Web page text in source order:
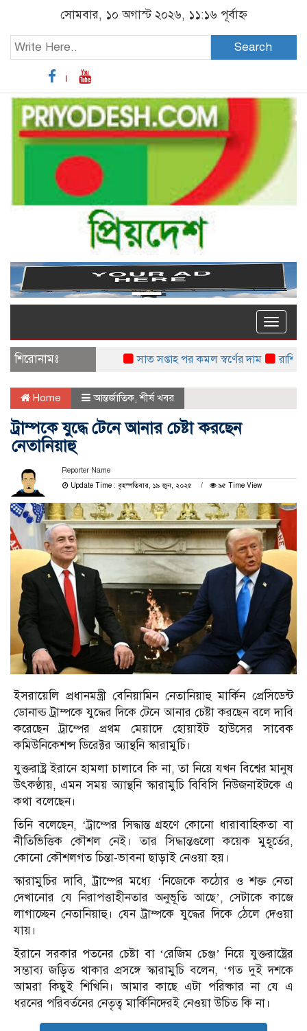
সোমবার, ১০ অগাস্ট ২০২৬, ১১:১৬ পূর্বাহ্ন
Search
Toggle
শিরোনামঃ
সাত সপ্তাহ পর কমল স্বর্ণের দাম রাশিয়ায়
Home আন্তর্জাতিক ,শীর্ষ খবর
ট্রাম্পকে যুদ্ধে টেনে আনার চেষ্টা করছেন
নেতানিয়াহু
Reporter Name
Update Time : বৃহস্পতিবার, ১৯ জুন, ২০২৫
৯৫ Time View
ইসরায়েলি প্রধানমন্ত্রী বেনিয়ামিন নেতানিয়াহু মার্কিন প্রেসিডেন্ট
ডোনাল্ড ট্রাম্পকে যুদ্ধের দিকে টেনে আনার চেষ্টা করছেন বলে দাবি
করেছেন ট্রাম্পের প্রথম মেয়াদে হোয়াইট হাউসের সাবেক
কমিউনিকেশন্স ডিরেক্টর অ্যান্থনি স্কারামুচি।
যুক্তরাষ্ট্র ইরানে হামলা চালাবে কি না, তা নিয়ে যখন বিশ্বের মানুষ
উৎকণ্ঠায়, এমন সময় অ্যান্থনি স্কারামুচি বিবিসি নিউজনাইটকে এ
কথা বলেছেন।
তিনি বলেছেন, ‘ট্রাম্পের সিদ্ধান্ত গ্রহণে কোনো ধারাবাহিকতা বা
নীতিভিত্তিক কৌশল নেই। তার সিদ্ধান্তগুলো কয়েক মুহূর্তের,
কোনো কৌশলগত চিন্তা-ভাবনা ছাড়াই নেওয়া হয়।
স্কারামুচির দাবি, ট্রাম্পের মধ্যে ‘নিজেকে কঠোর ও শক্ত নেতা
দেখানোর যে নিরাপত্তাহীনতার অনুভূতি আছে’, সেটাকে কাজে
লাগাচ্ছেন নেতানিয়াহু। যেন ট্রাম্পকে যুদ্ধের দিকে ঠেলে দেওয়া
যায়।
ইরানে সরকার পতনের চেষ্টা বা ‘রেজিম চেঞ্জ’ নিয়ে যুক্তরাষ্ট্রের
সম্ভাব্য জড়িত থাকার প্রসঙ্গে স্কারামুচি বলেন, ‘গত দুই দশকে
আমরা কিছুই শিখিনি। আমার কাছে এটা পরিষ্কার না যে এ
ধরনের পরিবর্তনের নেতৃত্ব মার্কিনিদেরই নেওয়া উচিত কি না।